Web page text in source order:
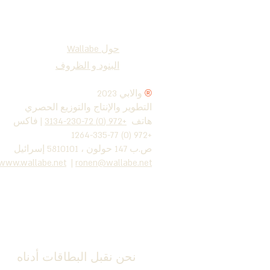
حول Wallabe
البنود و الظروف
2023 والابي ®
التطوير والإنتاج والتوزيع الحصري
هاتف +972 (0) 72-230-3134
| فاكس
+972 (0) 77-335-1264
ص.ب 147 حولون ، 5810101 إسرائيل
| ronen@wallabe.net
نحن نقبل البطاقات أدناه